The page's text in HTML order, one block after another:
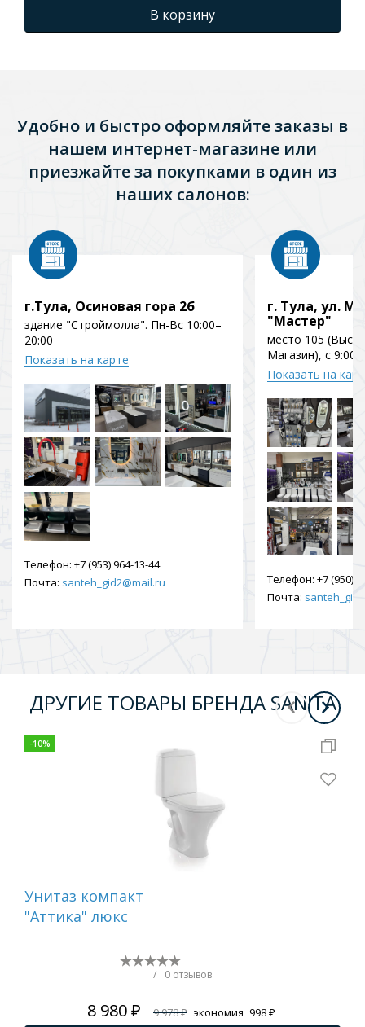
В корзину
Удобно и быстро оформляйте заказы в
нашем интернет-магазине или
приезжайте за покупками в один из
наших салонов:
г.Тула, Осиновая гора 2б
здание "Строймолла". Пн-Вс 10:00–
20:00
Показать на карте
Телефон: +7 (953) 964-13-44
Почта: santeh_gid2@mail.ru
г. Тула, ул.
"Мастер"
место 105
Магазин), с 9:00
Показать на
Телефон: +7 (950)
Почта:
ДРУГИЕ ТОВАРЫ БРЕНДА SANITA
-10%
Унитаз компакт
"Аттика" люкс
/ 0 отзывов
8 980 ₽ 9 978 ₽ экономия 998 ₽